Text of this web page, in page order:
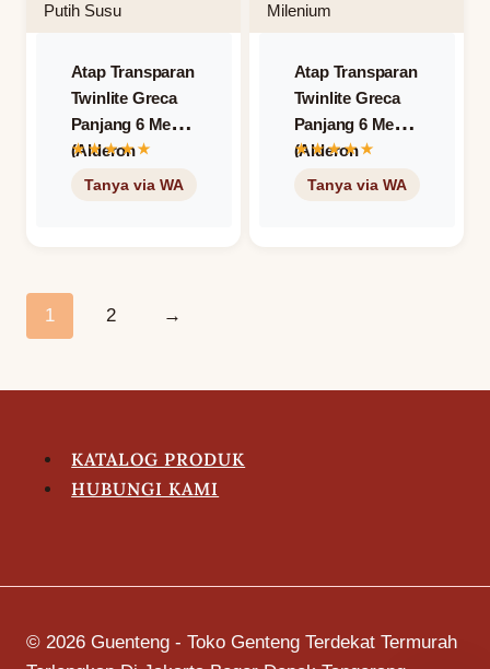
Atap Transparan
Twinlite Greca
Panjang 6 Meter
(Alderon
Transparan) –
Atap Transparan
Twinlite Greca
Panjang 6 Meter
(Alderon
Transparan) –
1 2 →
KATALOG PRODUK
HUBUNGI KAMI
© 2026 Guenteng - Toko Genteng Terdekat Termurah